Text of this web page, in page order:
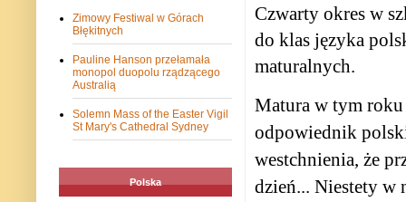
Czwarty okres w
do klas języka
maturalnych.
Matura w tym roku
odpowiednik
westchnienia, że
dzień... Niestety w
Zimowy Festiwal w Górach
Błękitnych
Pauline Hanson przełamała
monopol duopolu rządzącego
Australią
Solemn Mass of the Easter Vigil
St Mary's Cathedral Sydney
Polska